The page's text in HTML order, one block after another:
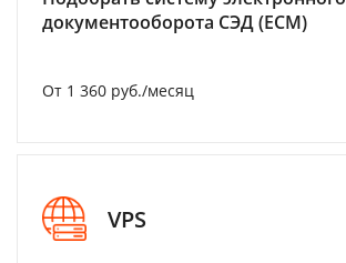
документооборота СЭД (ECM)
От 1 360 руб./месяц
VPS